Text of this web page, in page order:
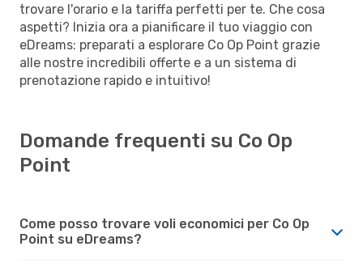
trovare l'orario e la tariffa perfetti per te. Che cosa
aspetti? Inizia ora a pianificare il tuo viaggio con
eDreams: preparati a esplorare Co Op Point grazie
alle nostre incredibili offerte e a un sistema di
prenotazione rapido e intuitivo!
Domande frequenti su Co Op
Point
Come posso trovare voli economici per Co Op
Point su eDreams?